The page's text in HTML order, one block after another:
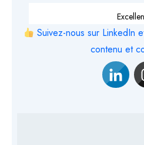
Suivez-nous sur LinkedIn
contenu et